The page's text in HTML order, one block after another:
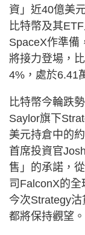
資」近40億美
比特幣及其
SpaceX作準備
將接力登場，
4%，處於6.41
比特幣今輪跌
Saylor旗下
美元持倉中的
首席投資官
售」的承諾，
司FalconX的全
今次Strategy
都將保持觀望。